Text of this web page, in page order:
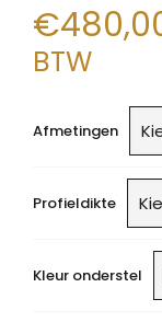
€
BTW
Afmetingen
Profieldikte
Kleur onderstel